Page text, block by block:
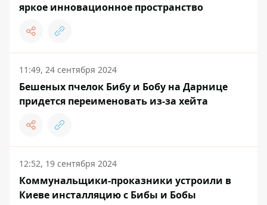
яркое инновационное пространство
11:49, 24 сентября 2024
Бешеных пчелок Бибу и Бобу на Дарнице
придется переименовать из-за хейта
12:52, 19 сентября 2024
Коммунальщики-проказники устроили в
Киеве инсталляцию с Бибы и Бобы